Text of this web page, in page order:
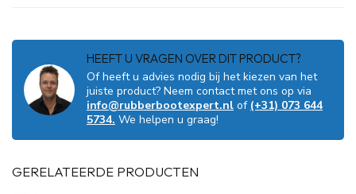
HEEFT U VRAGEN OVER DIT PRODUCT?
Of heeft u advies nodig bij het kiezen van het
juiste product? Neem contact met ons op via
info@rubberbootexpert.nl of (+31) 073 644
5734. We helpen u graag!
GERELATEERDE PRODUCTEN